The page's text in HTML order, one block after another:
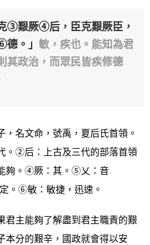
艱厥④后，臣克艱厥臣，
。」 敏，疾也。能知為君
其政治，而眾民皆疾修德
，名文命，號禹，夏后氏首領。
。②后：上古及三代的部落首領
夠。④厥：其。⑤乂：音
。⑥敏：敏捷，迅速。
君主能夠了解盡到君主職責的艱
本分的艱辛，國政就會得以安